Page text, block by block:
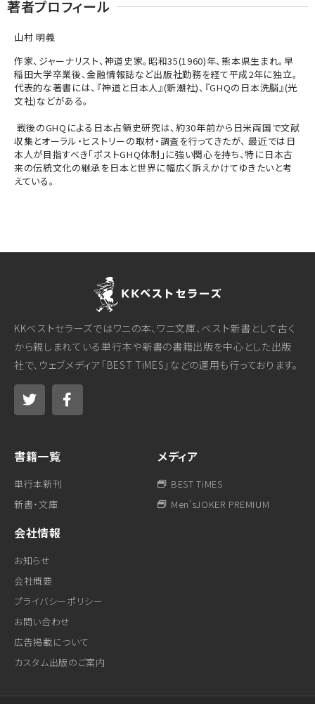
著者プロフィール
山村 明義
作家、ジャーナリスト、神道史家。昭和35(1960)年、熊本県生まれ。早
稲田大学卒業後、金融情報誌など出版社勤務を経て平成2年に独立。
代表的な著書には、『神道と日本人』(新潮社)、『GHQの日本洗脳』(光
文社)などがある。
戦後のGHQによる日本占領史研究は、約30年前から日米両国で文献
収集とオーラル・ヒストリーの取材・調査を行ってきたが、 最近では日
本人が目指すべき「ポストGHQ体制」に強い関心を持ち、特に日本古
来の伝統文化の継承を日本と世界に幅広く訴えかけてゆきたいと考
えている。
KKベストセラーズではワニの本、ワニ文庫、ベスト新書として古く
から親しまれている単行本や新書の書籍出版を中心とした出版
社で、ウェブメディア「BEST TiMES」などの運用も行っております。
書籍一覧
単行本新刊
新書・文庫
メディア
BEST TiMES
Men'sJOKER PREMIUM
会社情報
お知らせ
会社概要
プライバシーポリシー
お問い合わせ
広告掲載について
カスタム出版のご案内